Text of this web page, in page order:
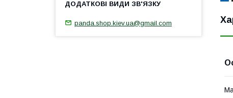
panda.shop.kiev.ua@gmail.com